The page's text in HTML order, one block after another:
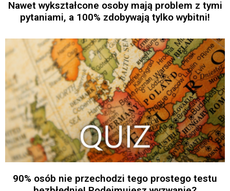
Nawet wykształcone osoby mają problem z tymi
pytaniami, a 100% zdobywają tylko wybitni!
90% osób nie przechodzi tego prostego testu